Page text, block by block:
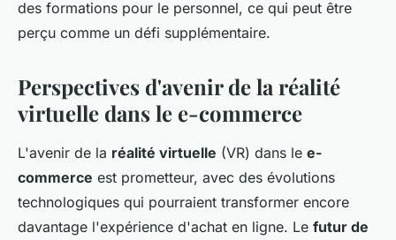
des formations pour le personnel, ce qui peut être
perçu comme un défi supplémentaire.
Perspectives d'avenir de la réalité
virtuelle dans le e-commerce
L'avenir de la réalité virtuelle (VR) dans le e-
commerce est prometteur, avec des évolutions
technologiques qui pourraient transformer encore
davantage l'expérience d'achat en ligne. Le futur de